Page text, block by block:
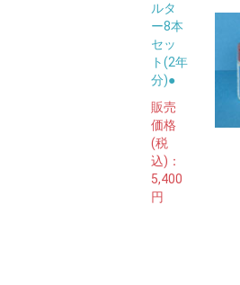
ルタ
ー8本
セッ
ト(2年
分)●
販売
価格
(税
込)：
5,400
円